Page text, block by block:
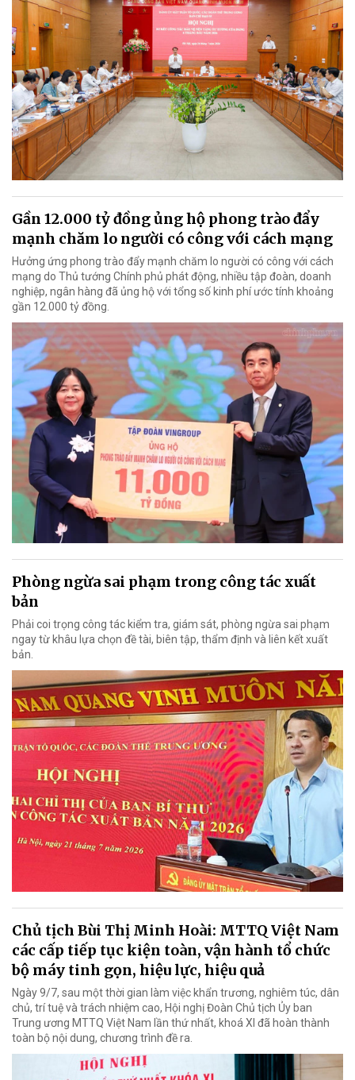
Gần 12.000 tỷ đồng ủng hộ phong trào đẩy
mạnh chăm lo người có công với cách mạng
Hưởng ứng phong trào đẩy mạnh chăm lo người có công với cách
mạng do Thủ tướng Chính phủ phát động, nhiều tập đoàn, doanh
nghiệp, ngân hàng đã ủng hộ với tổng số kinh phí ước tính khoảng
gần 12.000 tỷ đồng.
Phòng ngừa sai phạm trong công tác xuất
bản
Phải coi trọng công tác kiểm tra, giám sát, phòng ngừa sai phạm
ngay từ khâu lựa chọn đề tài, biên tập, thẩm định và liên kết xuất
bản.
Chủ tịch Bùi Thị Minh Hoài: MTTQ Việt Nam
các cấp tiếp tục kiện toàn, vận hành tổ chức
bộ máy tinh gọn, hiệu lực, hiệu quả
Ngày 9/7, sau một thời gian làm việc khẩn trương, nghiêm túc, dân
chủ, trí tuệ và trách nhiệm cao, Hội nghị Đoàn Chủ tịch Ủy ban
Trung ương MTTQ Việt Nam lần thứ nhất, khoá XI đã hoàn thành
toàn bộ nội dung, chương trình đề ra.